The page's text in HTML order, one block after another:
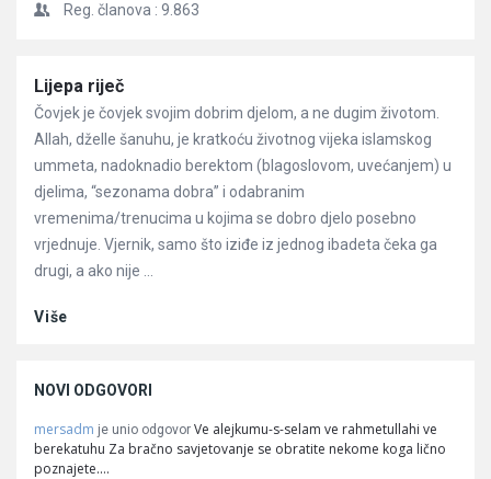
Reg. članova : 9.863
Članci
Lijepa riječ
Čovjek je čovjek svojim dobrim djelom, a ne dugim životom.
Allah, dželle šanuhu, je kratkoću životnog vijeka islamskog
ummeta, nadoknadio berektom (blagoslovom, uvećanjem) u
djelima, “sezonama dobra” i odabranim
vremenima/trenucima u kojima se dobro djelo posebno
vrjednuje. Vjernik, samo što iziđe iz jednog ibadeta čeka ga
drugi, a ako nije ...
Više
NOVI ODGOVORI
mersadm je unio odgovor Ve alejkumu-s-selam ve rahmetullahi ve
berekatuhu Za bračno savjetovanje se obratite nekome koga lično
poznajete.…